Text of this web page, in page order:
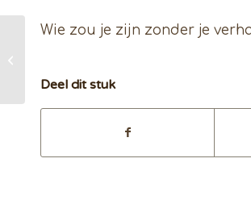
Wie zou je zijn zonder je
Deel dit stuk